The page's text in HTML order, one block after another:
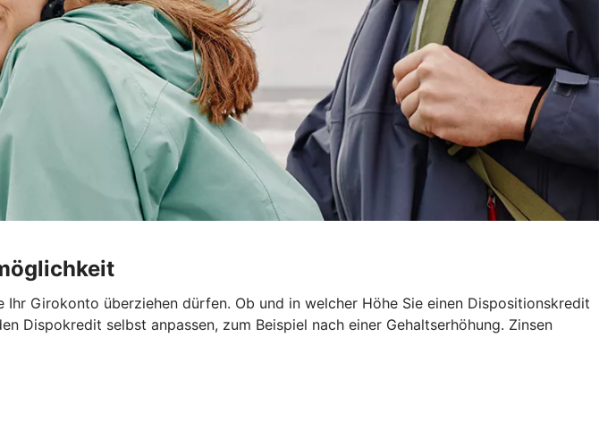
Girokonto überziehen dürfen. Ob und in welcher Höhe Sie einen Dispositionskredit
Dispokredit selbst anpassen, zum Beispiel nach einer Gehaltserhöhung. Zinsen